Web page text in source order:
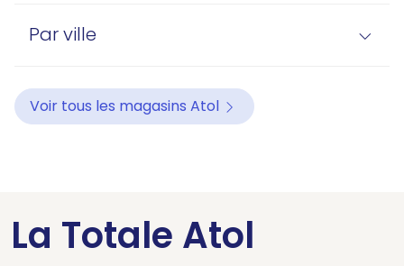
Par ville
Voir tous les magasins Atol
La Totale Atol